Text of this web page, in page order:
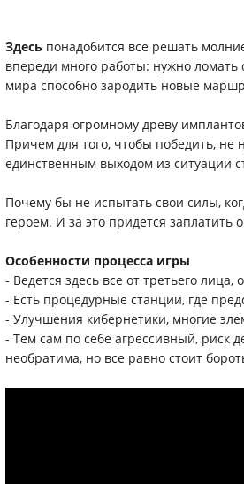
Здесь понадобится все решать
впереди много работы: нужно
мира способно зародить новые
Благодаря огромному древу
Причем для того, чтобы победить, не
единственным выходом из ситуации
Почему бы не испытать свои силы,
героем. И за это придется
Особенности процесса игры
- Ведется здесь все от третьего
- Есть процедурные станции, где
- Улучшения кибернетики, многие
- Тем сам по себе агрессивный, риск
необратима, но все равно стоит